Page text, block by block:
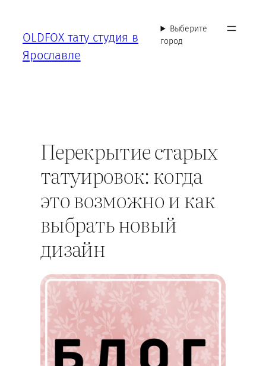
содержимому
OLDFOX тату студия в
Ярославле
Выберите
город
Перекрытие старых
татуировок: когда
это возможно и как
выбрать новый
дизайн